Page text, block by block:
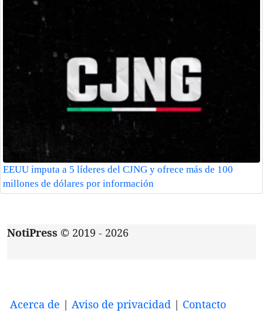
EEUU imputa a 5 líderes del CJNG y ofrece más de 100
millones de dólares por información
NotiPress © 2019 - 2026
Acerca de | Aviso de privacidad | Contacto